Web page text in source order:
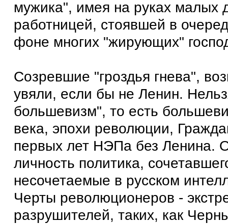
мужика", имея на руках малых
работницей, стоявшей в
фоне многих "жирующих"
Созревшие "гроздья гнева",
увяли, если бы не Ленин.
большевизм", то есть
века, эпохи революции,
первых лет НЭПа без Ленина.
личность политика,
несочетаемые в русском
Черты революционеров -
разрушителей, таких, как